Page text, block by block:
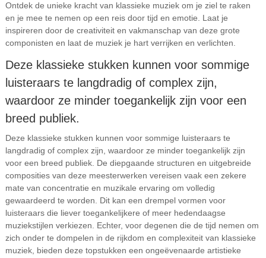
Ontdek de unieke kracht van klassieke muziek om je ziel te raken
en je mee te nemen op een reis door tijd en emotie. Laat je
inspireren door de creativiteit en vakmanschap van deze grote
componisten en laat de muziek je hart verrijken en verlichten.
Deze klassieke stukken kunnen voor sommige
luisteraars te langdradig of complex zijn,
waardoor ze minder toegankelijk zijn voor een
breed publiek.
Deze klassieke stukken kunnen voor sommige luisteraars te
langdradig of complex zijn, waardoor ze minder toegankelijk zijn
voor een breed publiek. De diepgaande structuren en uitgebreide
composities van deze meesterwerken vereisen vaak een zekere
mate van concentratie en muzikale ervaring om volledig
gewaardeerd te worden. Dit kan een drempel vormen voor
luisteraars die liever toegankelijkere of meer hedendaagse
muziekstijlen verkiezen. Echter, voor degenen die de tijd nemen om
zich onder te dompelen in de rijkdom en complexiteit van klassieke
muziek, bieden deze topstukken een ongeëvenaarde artistieke